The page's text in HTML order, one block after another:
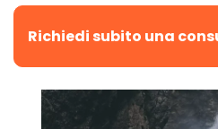
Richiedi subito una